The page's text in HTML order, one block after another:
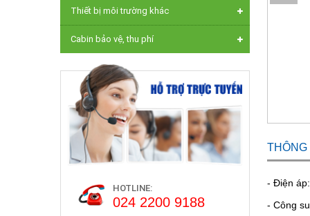
Thùng rác nhựa SCHAEFER
Thùng rác nhựa OTTO
Thùng rác thông minh-Thùng rác quảng
cáo
Thùng rác nhựa HDPE
Thùng rác composite
Thùng rác y tế bệnh viện
Thùng rác ngoài trời
Thiết bị môi trường khác
TB Khách sạn - nhà hàng - Resort - Khu
vui chơi
Thiết bị, dụng cụ làm sạch công nghiệp
TB-nội thất y tế
Cabin bảo vệ, thu phí
Cabin nhà bảo vệ Inox
Chòi gác bảo vệ thép
Bốt gác composite
HOTLINE:
024 2200 9188
THÔNG
- Điện
- Công